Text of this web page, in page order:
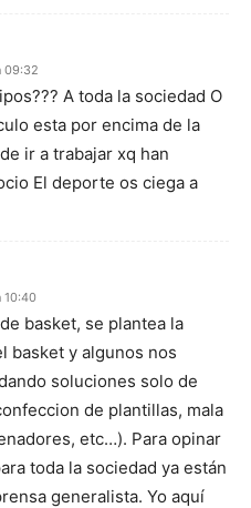
09:32
A toda la sociedad O
esta por encima de la
ir a trabajar xq han
El deporte os ciega a
10:40
basket, se plantea la
basket y algunos nos
soluciones solo de
de plantillas, mala
etc…). Para opinar
toda la sociedad ya están
generalista. Yo aquí